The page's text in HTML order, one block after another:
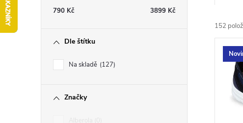
790 Kč 3899 Kč
Dle štítku
Na skladě 127
Značky
a
z
e
152
V